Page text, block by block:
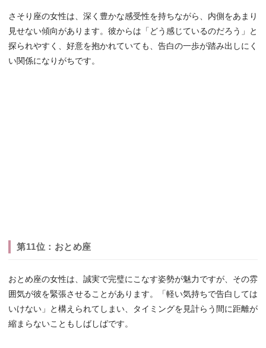
さそり座の女性は、深く豊かな感受性を持ちながら、内側をあまり
見せない傾向があります。彼からは「どう感じているのだろう」と
探られやすく、好意を抱かれていても、告白の一歩が踏み出しにく
い関係になりがちです。
第11位：おとめ座
おとめ座の女性は、誠実で完璧にこなす姿勢が魅力ですが、その雰
囲気が彼を緊張させることがあります。「軽い気持ちで告白しては
いけない」と構えられてしまい、タイミングを見計らう間に距離が
縮まらないこともしばしばです。